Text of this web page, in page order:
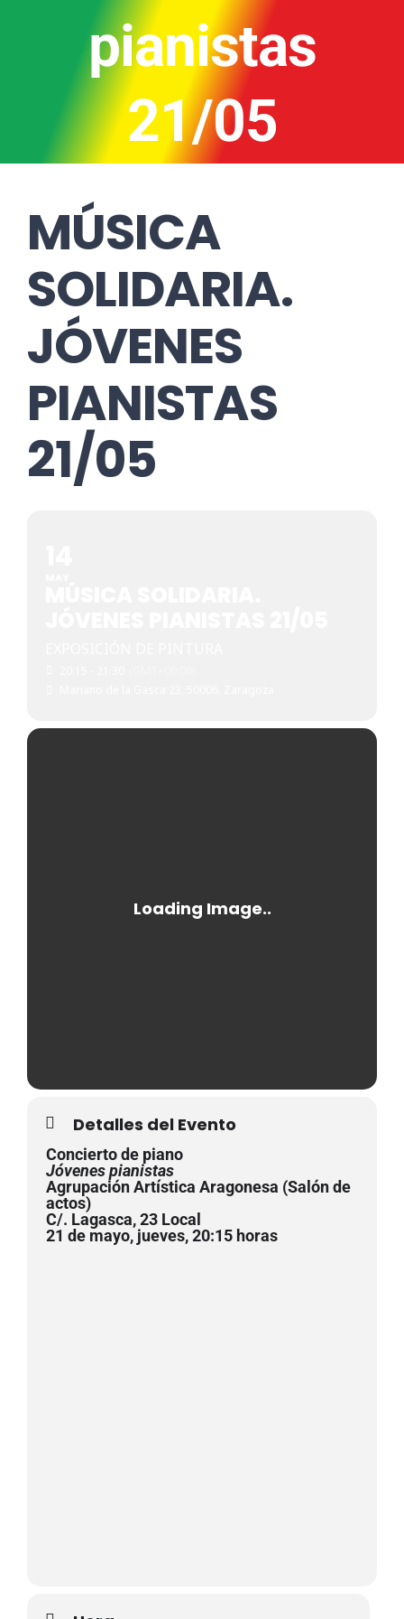
pianistas
21/05
MÚSICA
SOLIDARIA.
JÓVENES
PIANISTAS
21/05
Detalles del Evento
Concierto de piano
Jóvenes pianistas
Agrupación Artística Aragonesa (Salón de
actos)
C/. Lagasca, 23 Local
21 de mayo, jueves, 20:15 horas